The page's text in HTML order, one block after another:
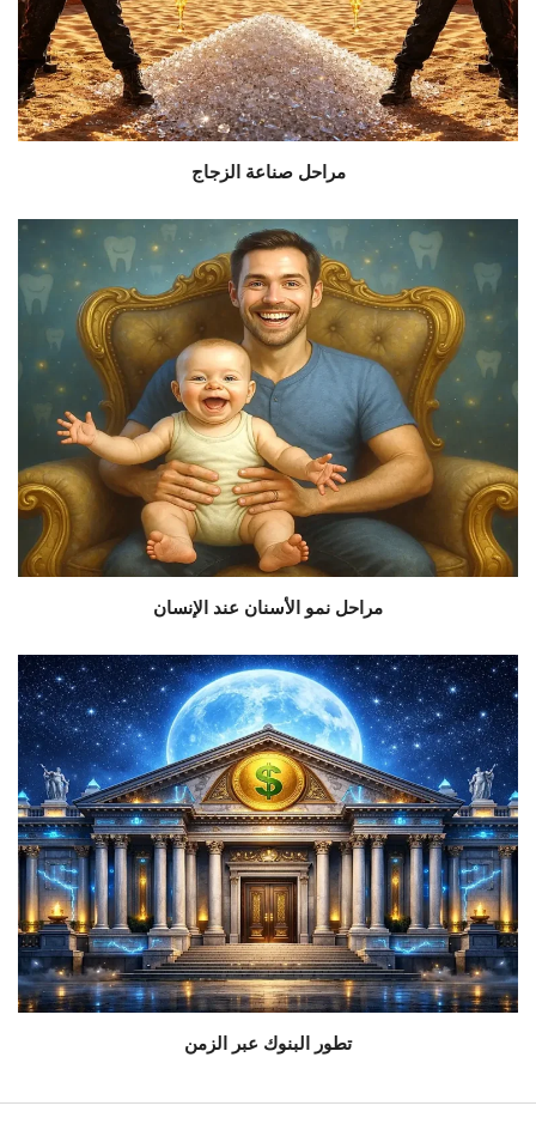
مراحل صناعة الزجاج
مراحل نمو الأسنان عند الإنسان
تطور البنوك عبر الزمن